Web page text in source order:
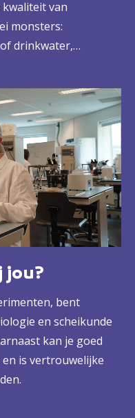
van
monsters:
drinkwater,
van je
je ook bij aan de
de analyse en de
én
jou?
bent
en scheikunde
kan je goed
is vertrouwelijke